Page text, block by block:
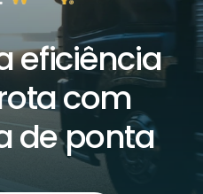
eficiência
com
de ponta